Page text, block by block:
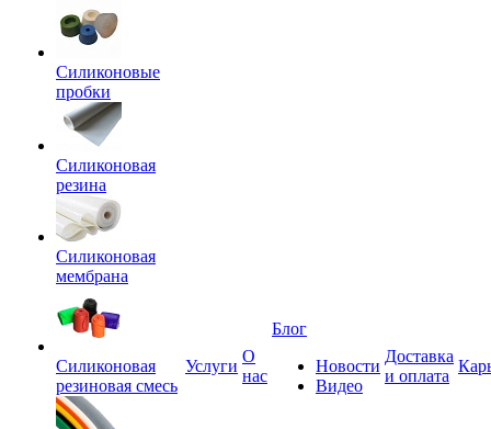
Силиконовые
пробки
Силиконовая
резина
Силиконовая
мембрана
Силиконовая
резиновая смесь
Услуги
О
нас
Блог
Новости
Видео
Доставка
и оплата